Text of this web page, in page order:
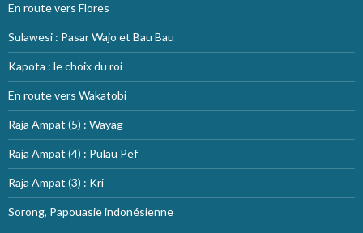
En route vers Flores
Sulawesi : Pasar Wajo et Bau Bau
Kapota : le choix du roi
En route vers Wakatobi
Raja Ampat (5) : Wayag
Raja Ampat (4) : Pulau Pef
Raja Ampat (3) : Kri
Sorong, Papouasie indonésienne